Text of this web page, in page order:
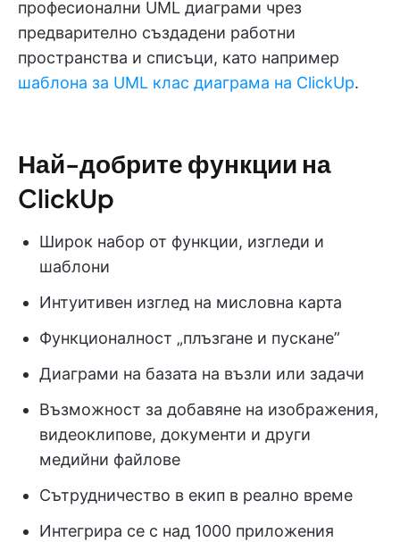
професионални UML диаграми чрез
предварително създадени работни
пространства и списъци, като например
шаблона за UML клас диаграма на ClickUp.
Най-добрите функции на
ClickUp
Широк набор от функции, изгледи и
шаблони
Интуитивен изглед на мисловна карта
Функционалност „плъзгане и пускане”
Диаграми на базата на възли или задачи
Възможност за добавяне на изображения,
видеоклипове, документи и други
медийни файлове
Сътрудничество в екип в реално време
Интегрира се с над 1000 приложения